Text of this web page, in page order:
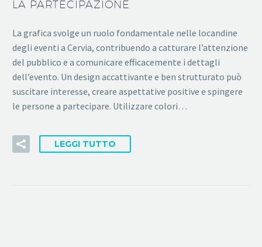
LA PARTECIPAZIONE
La grafica svolge un ruolo fondamentale nelle locandine
degli eventi a Cervia, contribuendo a catturare l’attenzione
del pubblico e a comunicare efficacemente i dettagli
dell’evento. Un design accattivante e ben strutturato può
suscitare interesse, creare aspettative positive e spingere
le persone a partecipare. Utilizzare colori…
LEGGI TUTTO